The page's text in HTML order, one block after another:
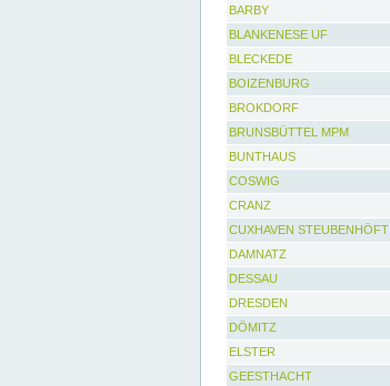
BARBY
BLANKENESE UF
BLECKEDE
BOIZENBURG
BROKDORF
BRUNSBÜTTEL MPM
BUNTHAUS
COSWIG
CRANZ
CUXHAVEN STEUBENHÖFT
DAMNATZ
DESSAU
DRESDEN
DÖMITZ
ELSTER
GEESTHACHT